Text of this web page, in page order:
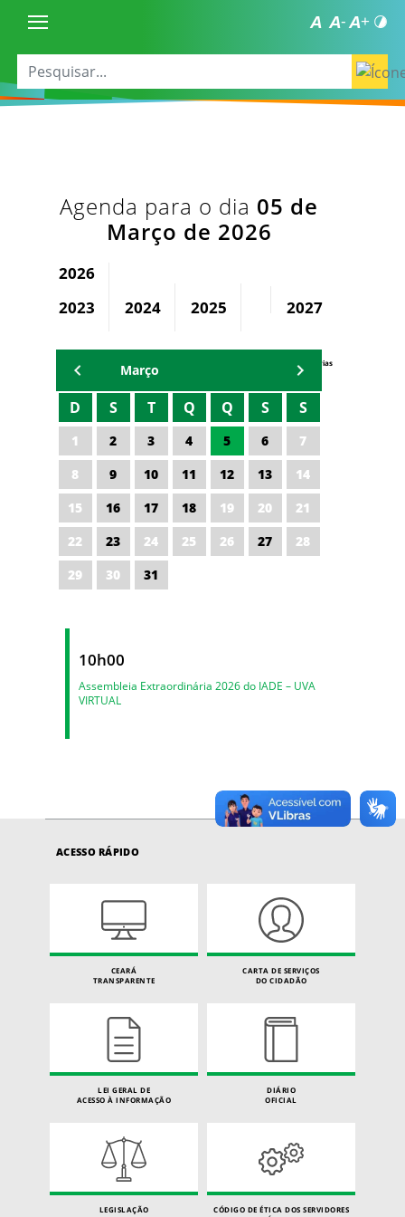
Agenda para o dia 05 de
Março de 2026
2026
2023
2024 2025 2027
Agenda Secretárias
Março
D S T Q Q S S
1 2 3 4 5 6
7
8
9 10 11 12 13
14
15
16 17 18 19 20
21
22
23 24 25 26 27
28
29
30 31
10h00
Assembleia Extraordinária 2026 do IADE – UVA
VIRTUAL
ACESSO RÁPIDO
CEARÁ
TRANSPARENTE
CARTA DE SERVIÇOS
DO CIDADÃO
LEI GERAL DE
ACESSO À INFORMAÇÃO
DIÁRIO
OFICIAL
LEGISLAÇÃO
CÓDIGO DE ÉTICA DOS SERVIDORES